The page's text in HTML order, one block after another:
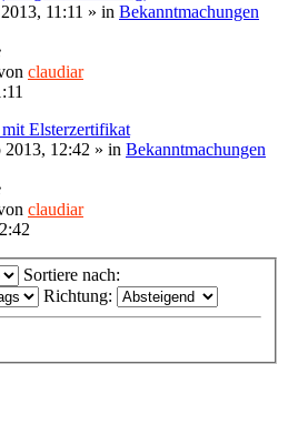
11:11 » in Bekanntmachungen
claudiar
Elsterzertifikat
2013, 12:42 » in Bekanntmachungen
claudiar
Sortiere nach:
Richtung: